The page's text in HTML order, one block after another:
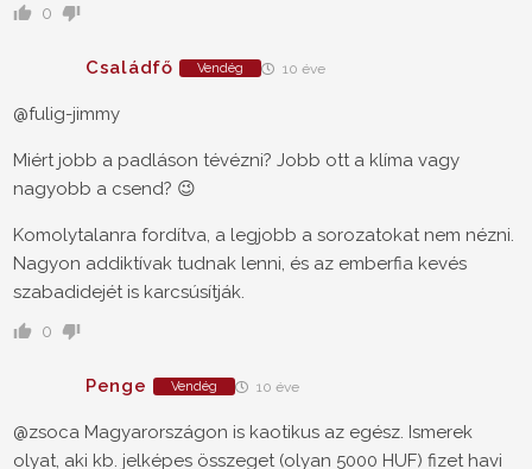
0
Családfő Vendég 10 éve
@fulig-jimmy
Miért jobb a padláson tévézni? Jobb ott a klíma vagy
nagyobb a csend? 😉
Komolytalanra fordítva, a legjobb a sorozatokat nem nézni.
Nagyon addiktívak tudnak lenni, és az emberfia kevés
szabadidejét is karcsúsítják.
0
Penge Vendég 10 éve
@zsoca Magyarországon is kaotikus az egész. Ismerek
olyat, aki kb. jelképes összeget (olyan 5000 HUF) fizet havi